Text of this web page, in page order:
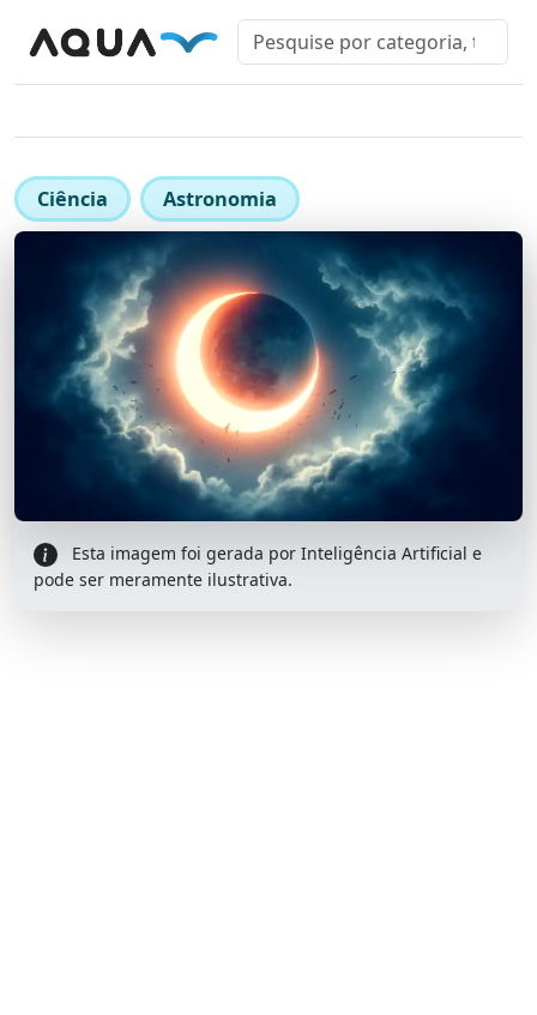
Ciência Astronomia
Esta imagem foi gerada por Inteligência Artificial e
pode ser meramente ilustrativa.